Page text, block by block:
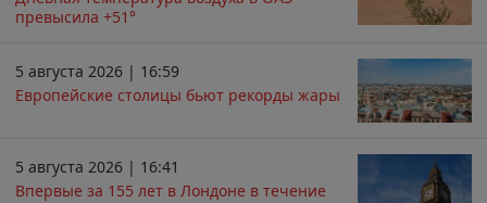
превысила +51°
5 августа 2026 | 16:59
Европейские столицы бьют рекорды жары
5 августа 2026 | 16:41
Впервые за 155 лет в Лондоне в течение